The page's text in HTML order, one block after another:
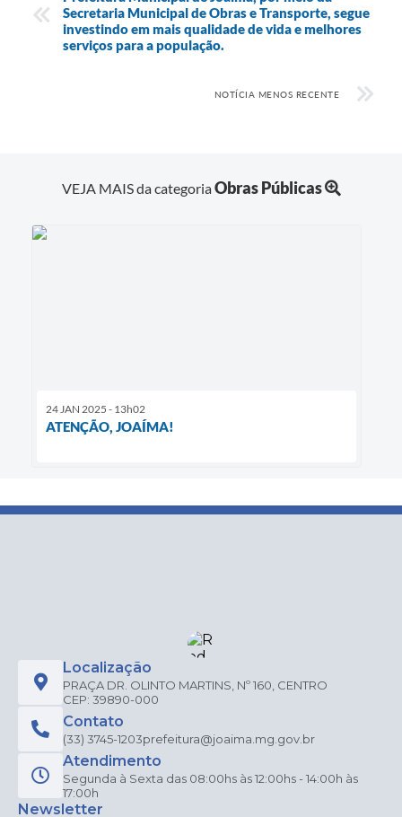
Secretaria Municipal de Obras e Transporte, segue
investindo em mais qualidade de vida e melhores
serviços para a população.
NOTÍCIA MENOS RECENTE
VEJA MAIS da categoriaObras Públicas
24 JAN 2025 - 13h02
ATENÇÃO, JOAÍMA!
Localização
PRAÇA DR. OLINTO MARTINS, Nº 160, CENTRO
CEP: 39890-000
Contato
(33) 3745-1203prefeitura@joaima.mg.gov.br
Atendimento
Segunda à Sexta das 08:00hs às 12:00hs - 14:00h às
17:00h
Newsletter